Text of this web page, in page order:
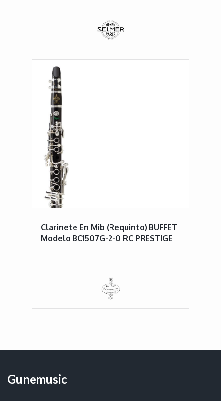
Clarinete En Mib (requinto) BUFFET
Modelo BC1507G-2-0 RC PRESTIGE
Gunemusic